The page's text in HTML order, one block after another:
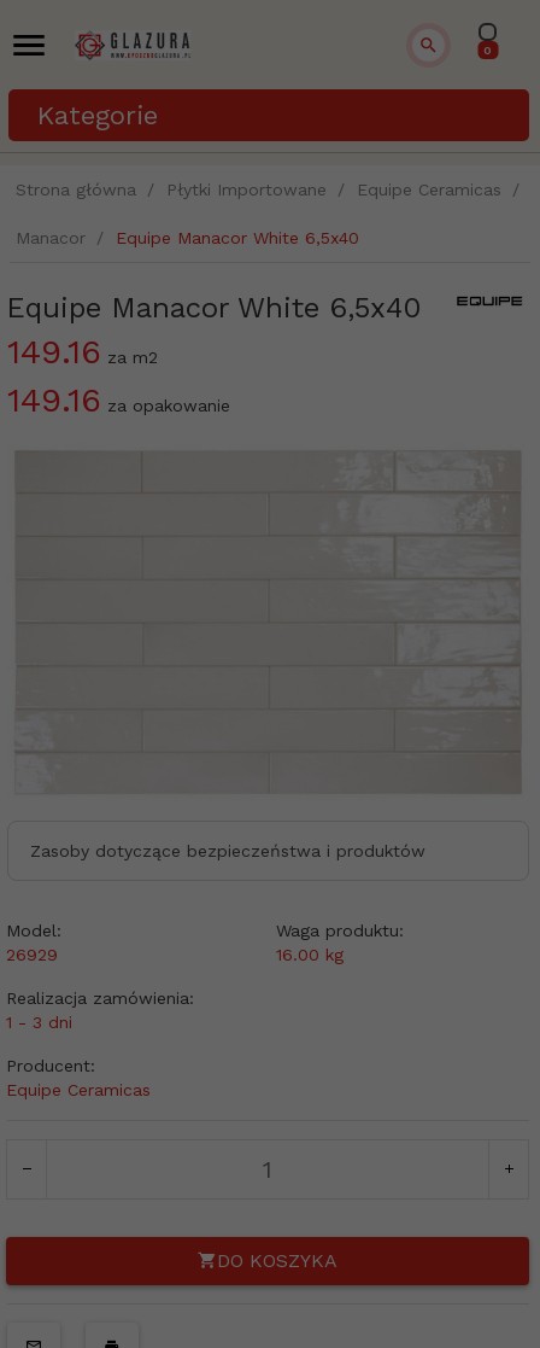
Kategorie
0
Strona główna Płytki Importowane Equipe Ceramicas
Manacor Equipe Manacor White 6,5x40
Equipe Manacor White 6,5x40
149.16 za m2
149.16 za opakowanie
Zasoby dotyczące bezpieczeństwa i produktów
Model:
26929
Waga produktu:
16.00 kg
Realizacja zamówienia:
1 - 3 dni
Producent:
Equipe Ceramicas
DO KOSZYKA